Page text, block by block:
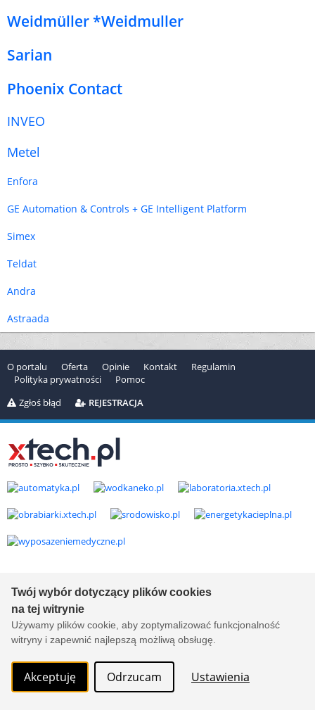
Twój wybór dotyczący plików cookies
na tej witrynie
Używamy plików cookie, aby zoptymalizować funkcjonalność
witryny i zapewnić najlepszą możliwą obsługę.
Akceptuję Odrzucam Ustawienia
Weidmüller *Weidmuller
Sarian
Phoenix Contact
INVEO
Metel
Enfora
GE Automation & Controls + GE Intelligent Platform
Simex
Teldat
Andra
Astraada
O portalu Oferta Opinie Kontakt
Regulamin
Polityka prywatności
Pomoc
Zgłoś błąd
REJESTRACJA
Wszelkie prawa zastrzeżone. Ver. 1.78.0.8114
Created by:it.xtech.pl - Software House dla MŚP